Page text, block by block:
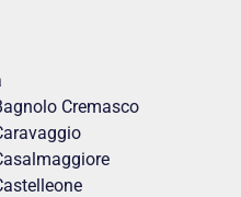
Cremasco